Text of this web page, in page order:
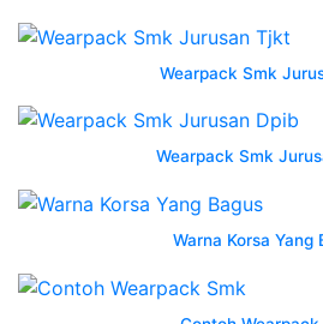
Surakarta
Wearpack
Smk
Semarang
tinggi
Wearpack Smk
Wearpack Smk
Warna Korsa Yang